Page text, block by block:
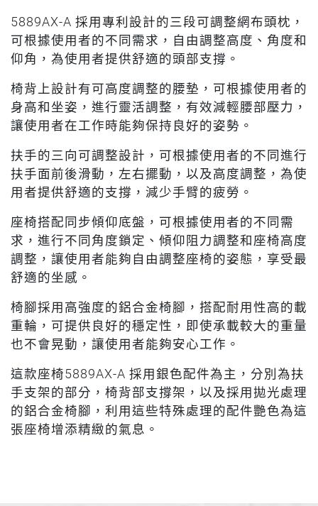
5889AX-A 採用專利設計的三段可調整網布頭枕，
可根據使用者的不同需求，自由調整高度、角度和
仰角，為使用者提供舒適的頭部支撐。
椅背上設計有可高度調整的腰墊，可根據使用者的
身高和坐姿，進行靈活調整，有效減輕腰部壓力，
讓使用者在工作時能夠保持良好的姿勢。
扶手的三向可調整設計，可根據使用者的不同進行
扶手面前後滑動，左右擺動，以及高度調整，為使
用者提供舒適的支撐，減少手臂的疲勞。
座椅搭配同步傾仰底盤，可根據使用者的不同需
求，進行不同角度鎖定、傾仰阻力調整和座椅高度
調整，讓使用者能夠自由調整座椅的姿態，享受最
舒適的坐感。
椅腳採用高強度的鋁合金椅腳，搭配耐用性高的載
重輪，可提供良好的穩定性，即使承載較大的重量
也不會晃動，讓使用者能夠安心工作。
這款座椅5889AX-A 採用銀色配件為主，分別為扶
手支架的部分，椅背部支撐架，以及採用拋光處理
的鋁合金椅腳，利用這些特殊處理的配件艷色為這
張座椅增添精緻的氣息。